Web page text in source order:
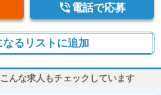
 電話で応募
なるリストに追加
んな求人もチェックしています